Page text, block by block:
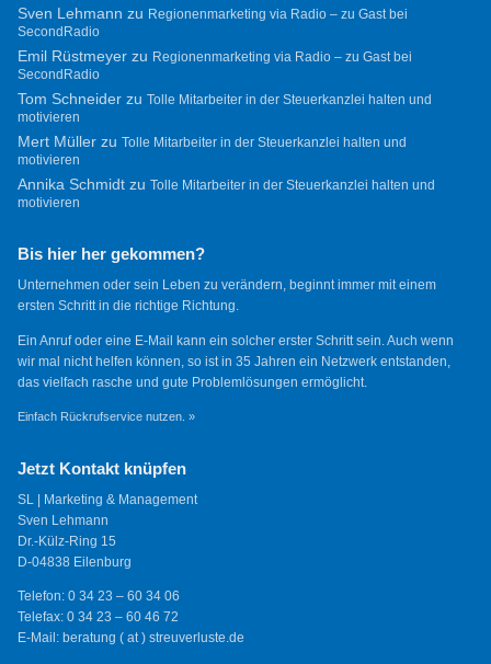
Sven Lehmann zu Regionenmarketing via Radio – zu Gast bei
SecondRadio
Emil Rüstmeyerzu Regionenmarketing via Radio – zu Gast bei
SecondRadio
Tom Schneiderzu Tolle Mitarbeiter in der Steuerkanzlei halten und
motivieren
Mert Müllerzu Tolle Mitarbeiter in der Steuerkanzlei halten und
motivieren
Annika Schmidtzu Tolle Mitarbeiter in der Steuerkanzlei halten und
motivieren
Bis hier her gekommen?
Unternehmen oder sein Leben zu verändern, beginnt immer mit einem
ersten Schritt in die richtige Richtung.
Ein Anruf oder eine E-Mail kann ein solcher erster Schritt sein. Auch wenn
wir mal nicht helfen können, so ist in 35 Jahren ein Netzwerk entstanden,
das vielfach rasche und gute Problemlösungen ermöglicht.
Einfach Rückrufservice nutzen. »
Jetzt Kontakt knüpfen
SL | Marketing & Management
Sven Lehmann
Dr.-Külz-Ring 15
D-04838 Eilenburg
Telefon: 0 34 23 – 60 34 06
Telefax: 0 34 23 – 60 46 72
E-Mail: beratung ( at ) streuverluste.de